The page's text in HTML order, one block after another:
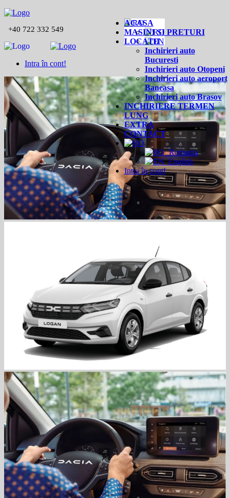
+40 722 332 549
ACASA
MASINI SI PRETURI
LOCATII
Inchirieri auto
Bucuresti
Inchirieri auto Otopeni
Inchirieri auto aeroport
Baneasa
Inchirieri auto Brasov
INCHIRIERE TERMEN
LUNG
EXTRA
CONTACT
Romania
English
Intra în cont!
Intra în cont!